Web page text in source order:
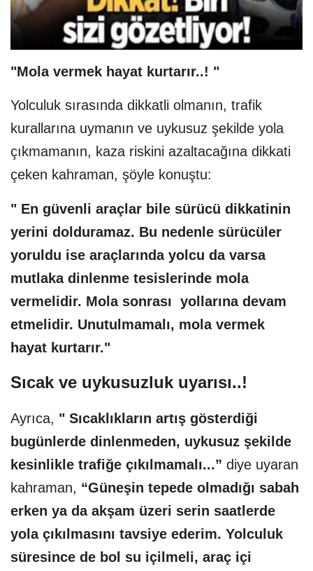
"Mola vermek hayat kurtarır..! "
Yolculuk sırasında dikkatli olmanın, trafik
kurallarına uymanın ve uykusuz şekilde yola
çıkmamanın, kaza riskini azaltacağına dikkati
çeken kahraman, şöyle konuştu:
" En güvenli araçlar bile sürücü dikkatinin
yerini dolduramaz. Bu nedenle sürücüler
yoruldu ise araçlarında yolcu da varsa
mutlaka dinlenme tesislerinde mola
vermelidir. Mola sonrası yollarına devam
etmelidir. Unutulmamalı, mola vermek
hayat kurtarır."
Sıcak ve uykusuzluk uyarısı..!
Ayrıca, " Sıcaklıkların artış gösterdiği
bugünlerde dinlenmeden, uykusuz şekilde
kesinlikle trafiğe çıkılmamalı...” diye uyaran
kahraman, “Güneşin tepede olmadığı sabah
erken ya da akşam üzeri serin saatlerde
yola çıkılmasını tavsiye ederim. Yolculuk
süresince de bol su içilmeli, araç içi